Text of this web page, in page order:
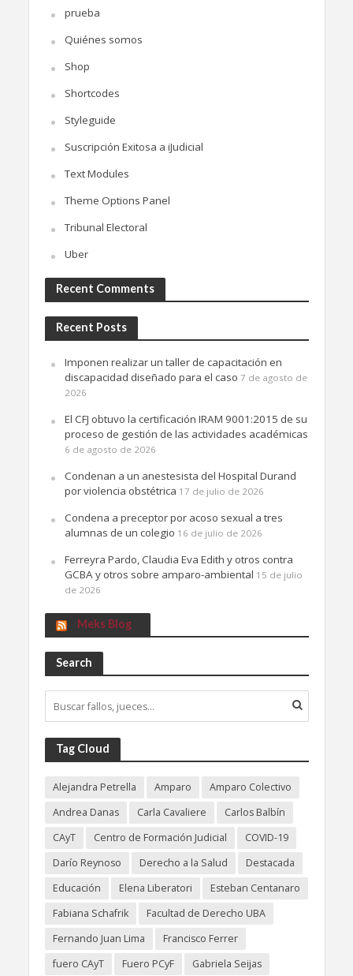
prueba
Quiénes somos
Shop
Shortcodes
Styleguide
Suscripción Exitosa a iJudicial
Text Modules
Theme Options Panel
Tribunal Electoral
Uber
Recent Comments
Recent Posts
Imponen realizar un taller de capacitación en
discapacidad diseñado para el caso 7 de agosto de
2026
El CFJ obtuvo la certificación IRAM 9001:2015 de su
proceso de gestión de las actividades académicas
6 de agosto de 2026
Condenan a un anestesista del Hospital Durand
por violencia obstétrica 17 de julio de 2026
Condena a preceptor por acoso sexual a tres
alumnas de un colegio 16 de julio de 2026
Ferreyra Pardo, Claudia Eva Edith y otros contra
GCBA y otros sobre amparo-ambiental 15 de julio
de 2026
Meks Blog
Search
Tag Cloud
Alejandra Petrella Amparo
Amparo Colectivo
Andrea Danas
Carla Cavaliere
Carlos Balbín
CAyT
Centro de Formación Judicial
COVID-19
Darío Reynoso
Derecho a la Salud
Destacada
Educación
Elena Liberatori
Esteban Centanaro
Fabiana Schafrik
Facultad de Derecho UBA
Fernando Juan Lima
Francisco Ferrer
fuero CAyT
Fuero PCyF
Gabriela Seijas